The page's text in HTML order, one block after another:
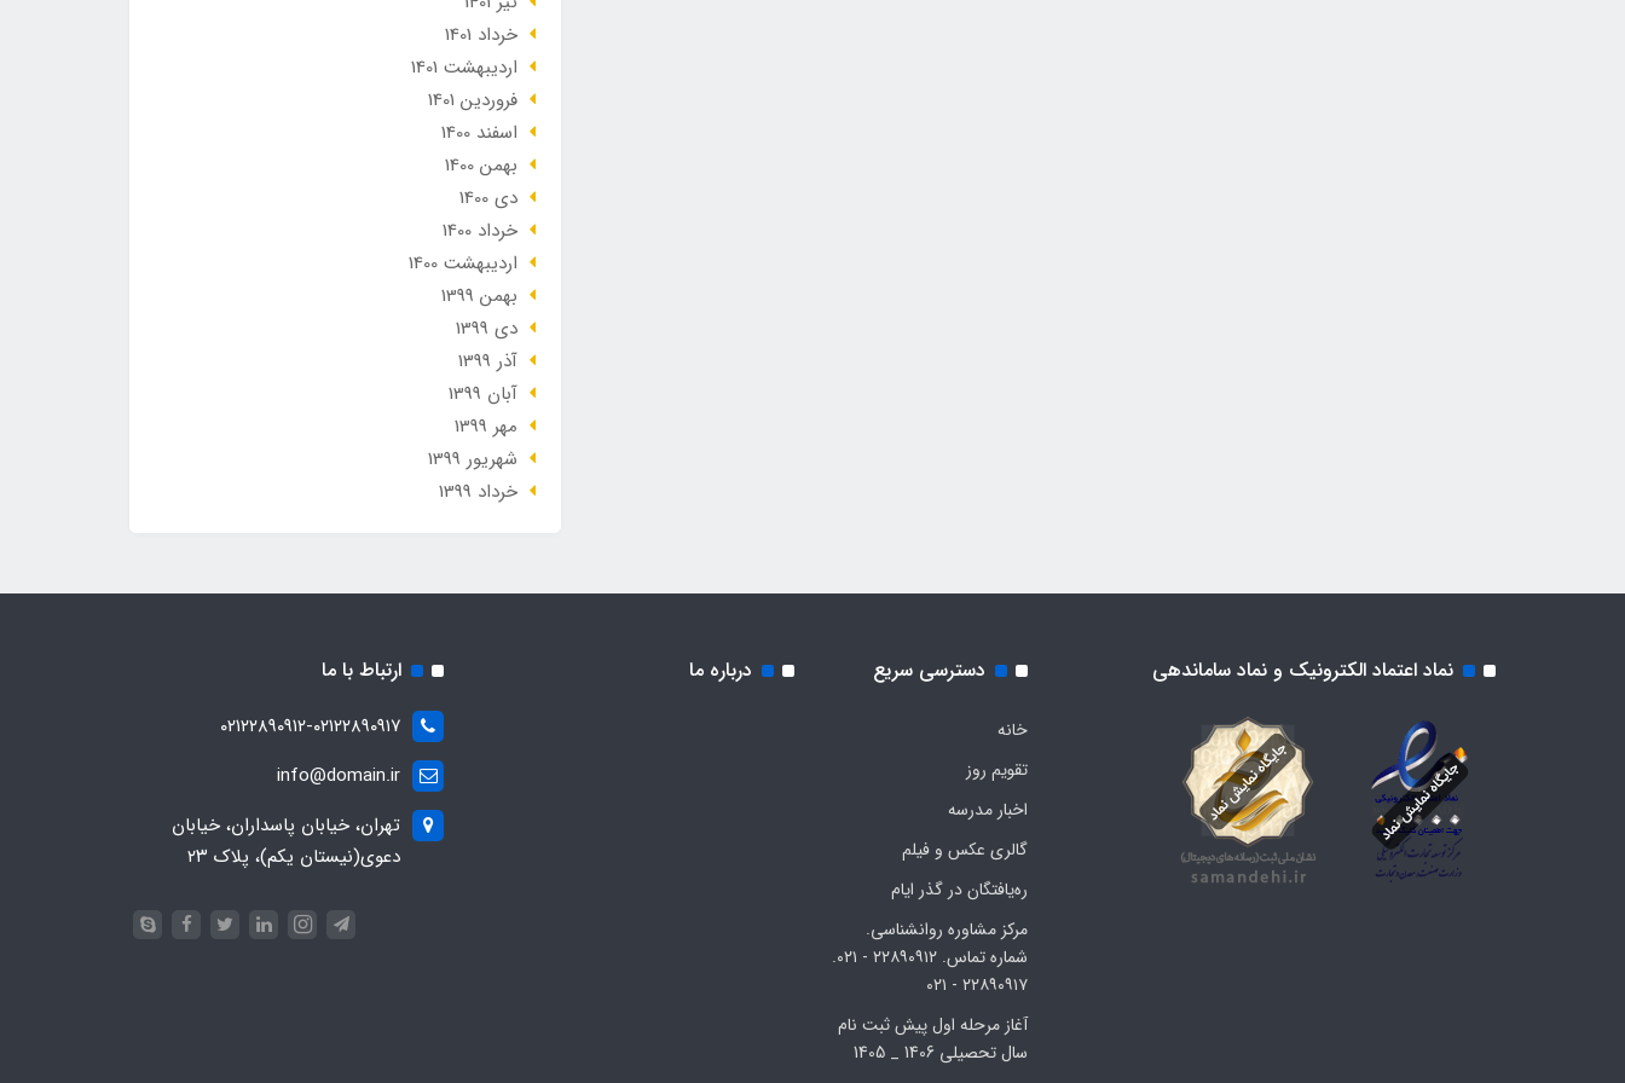
خرداد 1401
ارديبهشت 1401
فروردین 1401
اسفند 1400
بهمن 1400
دی 1400
خرداد 1400
ارديبهشت 1400
بهمن 1399
دی 1399
آذر 1399
آبان 1399
مهر 1399
شهریور 1399
خرداد 1399
نماد اعتماد الکترونیک و نماد ساماندهی دسترسی سریع
خانه
تقویم روز
اخبار مدرسه
گالری عکس و فیلم
ره‌یافتگان در گذر ایام
مرکز مشاوره روانشناسی.
شماره تماس. ۲۲۸۹۰۹۱۲ - ۰۲۱.
۲۲۸۹۰۹۱۷ - ۰۲۱
آغاز مرحله اول پیش ثبت نام
سال تحصیلی 1406 _ 1405
درباره ما ارتباط با ما
۰۲۱۲۲۸۹۰۹۱۲-۰۲۱۲۲۸۹۰۹۱۷
info@domain.ir
تهران، خیابان پاسداران، خیابان
دعوی(نیستان یکم)، پلاک ۲۳